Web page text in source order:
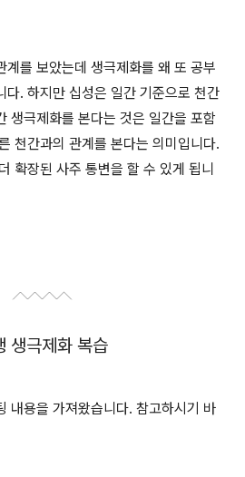
계를 보았는데 생극제화를 왜 또 공부
다. 하지만 십성은 일간 기준으로 천간
생극제화를 본다는 것은 일간을 포함
천간과의 관계를 본다는 의미입니다.
확장된 사주 통변을 할 수 있게 됩니
생극제화 복습
내용을 가져왔습니다. 참고하시기 바